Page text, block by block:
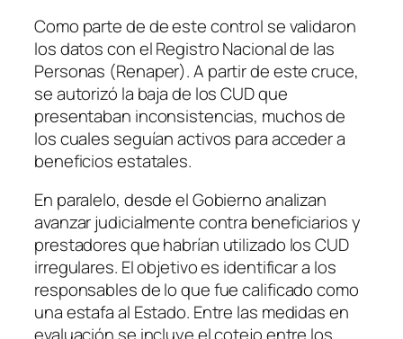
Como parte de de este control se validaron
los datos con el Registro Nacional de las
Personas (Renaper). A partir de este cruce,
se autorizó la baja de los CUD que
presentaban inconsistencias, muchos de
los cuales seguían activos para acceder a
beneficios estatales.
En paralelo, desde el Gobierno analizan
avanzar judicialmente contra beneficiarios y
prestadores que habrían utilizado los CUD
irregulares. El objetivo es identificar a los
responsables de lo que fue calificado como
una estafa al Estado. Entre las medidas en